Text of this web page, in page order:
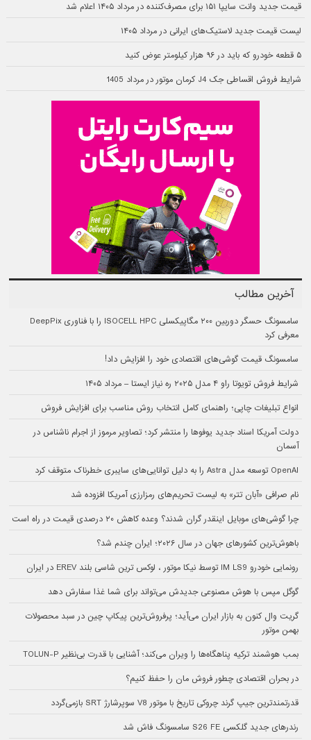
قیمت جدید وانت سایپا ۱۵۱ برای مصرف‌کننده در مرداد ۱۴۰۵ اعلام شد
لیست قیمت جدید لاستیک‌های ایرانی در مرداد ۱۴۰۵
۵ قطعه خودرو که باید در ۹۶ هزار کیلومتر عوض کنید
شرایط فروش اقساطی جک J4 کرمان موتور در مرداد 1405
آخرین مطالب
سامسونگ حسگر دوربین ۲۰۰ مگاپیکسلی ISOCELL HPC را با فناوری DeepPix
معرفی کرد
سامسونگ قیمت گوشی‌های اقتصادی خود را افزایش داد!
شرایط فروش تویوتا راو ۴ مدل ۲۰۲۵ ره نیاز ایستا – مرداد ۱۴۰۵
انواع تبلیغات چاپی؛ راهنمای کامل انتخاب روش مناسب برای افزایش فروش
دولت آمریکا اسناد جدید یوفوها را منتشر کرد؛ تصاویر مرموز از اجرام ناشناس در
آسمان
OpenAI توسعه مدل Astra را به دلیل توانایی‌های سایبری خطرناک متوقف کرد
نام صرافی «آبان‌ تتر» به لیست تحریم‌های رمزارزی آمریکا افزوده شد
چرا گوشی‌های موبایل اینقدر گران شدند؟ وعده کاهش ۲۰ درصدی قیمت در راه است
باهوش‌ترین کشورهای جهان در سال ۲۰۲۶؛ ایران چندم شد؟
رونمایی خودرو IM LS9 توسط نیکا موتور ، لوکس ترین شاسی بلند EREV در ایران
گوگل مپس با هوش مصنوعی جدیدش می‌تواند برای شما غذا سفارش دهد
گریت وال کنون به بازار ایران می‌آید؛ پرفروش‌ترین پیکاپ چین در سبد محصولات
بهمن موتور
بمب هوشمند ترکیه پناهگاه‌ها را ویران می‌کند؛ آشنایی با قدرت بی‌نظیر TOLUN-P
در بحران اقتصادی چطور فروش مان را حفظ کنیم؟
قدرتمندترین جیپ گرند چروکی تاریخ با موتور V8 سوپرشارژ SRT بازمی‌گردد
رندرهای جدید گلکسی S26 FE سامسونگ فاش شد